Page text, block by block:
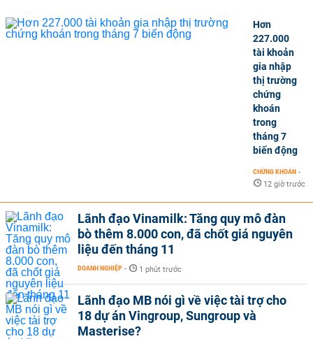
Hơn
227.000
tài khoản
gia nhập
thị trường
chứng
khoán
trong
tháng 7
biến động
CHỨNG KHOÁN -
12 giờ trước
Lãnh đạo Vinamilk: Tăng quy mô đàn
bò thêm 8.000 con, đã chốt giá nguyên
liệu đến tháng 11
DOANH NGHIỆP - 1 phút trước
Lãnh đạo MB nói gì về việc tài trợ cho
18 dự án Vingroup, Sungroup và
Masterise?